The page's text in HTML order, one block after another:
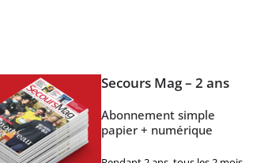
Secours Mag – 2 ans
Abonnement simple
papier + numérique